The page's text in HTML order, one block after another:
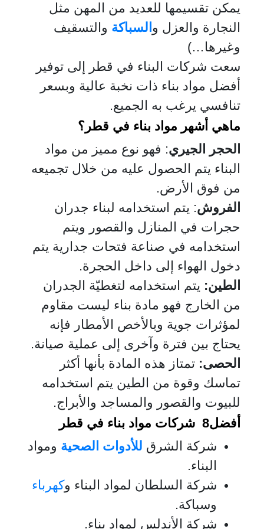
يمكن تقسيمها للعديد من المهن مثل
النجارة والعزل و السباكة والتسقيف
وغيرها…)
سعت شركات البناء في قطر إلى توفير
أفضل مواد بناء ذات نخبة عالية وبسعر
تنافسي يرغب به الجميع.
ماهي أشهر مواد بناء في قطر؟
الحجر الجيري: فهو نوع مميز من مواد
البناء يتم الحصول عليه من خلال تجميعه
من فوق الأرض.
الفروش: يتم استخدامه لبناء جدران
حجرات في المنازل والقصور ويتم
استخدامه في صناعة فتحات جدارية يتم
دخول الهواء إلى داخل الحجرة.
الطين: يتم استخدامه لتغطيّة الجدران
من الخارج فهو مادة بناء ليست مقاوم
لمؤثرات جوية وبالأخص الأمطار فإنه
يحتاج بين فترة وآخرى إلى عملية صيانة.
الحصى: تمتاز هذه المادة بأنها أكثر
تماسك وقوة من الطين يتم استخدامه
للبيوت والقصور والمساجد والأبراج.
أفضل8 شركات مواد بناء في قطر
شركة الشرق للأدوات الصحية ومواد
البناء.
شركة السلطان لمواد البناء وكهرباء
وسباكة.
شركة الأندلس لمواد بناء.